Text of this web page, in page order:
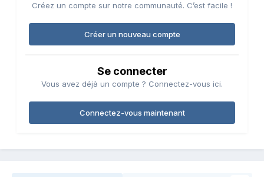
Créez un compte sur notre communauté. C’est facile !
Créer un nouveau compte
Se connecter
Vous avez déjà un compte ? Connectez-vous ici.
Connectez-vous maintenant